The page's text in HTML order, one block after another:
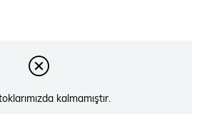
kalmamıştır.